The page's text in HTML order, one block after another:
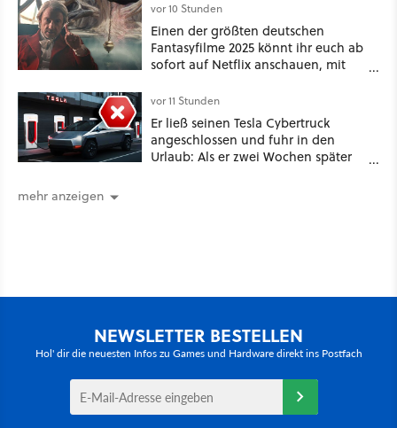
vor 10 Stunden
Einen der größten deutschen
Fantasyfilme 2025 könnt ihr euch ab
sofort auf Netflix anschauen, mit
vor 11 Stunden
Er ließ seinen Tesla Cybertruck
angeschlossen und fuhr in den
Urlaub: Als er zwei Wochen später
mehr anzeigen
NEWSLETTER BESTELLEN
Hol' dir die neuesten Infos zu Games und Hardware direkt ins Postfach